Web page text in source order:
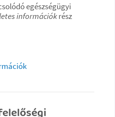
egészségügyi
információkrész